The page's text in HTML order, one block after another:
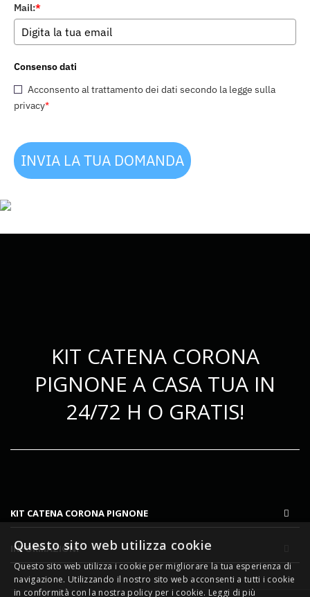
Mail:*
Consenso dati
Acconsento al trattamento dei dati secondo la legge sulla
privacy*
INVIA LA TUA DOMANDA
KIT CATENA CORONA
PIGNONE A CASA TUA IN
24/72 H O GRATIS!
KIT CATENA CORONA PIGNONE
INFORMAZIONI
Questo sito web utilizza cookie
Questo sito web utilizza i cookie per migliorare la tua esperienza di
navigazione. Utilizzando il nostro sito web acconsenti a tutti i cookie
in conformità con la nostra policy per i cookie. Leggi di più